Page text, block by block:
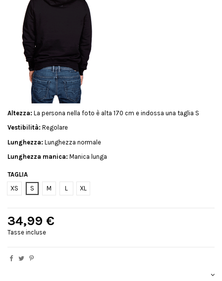
Altezza: La persona nella foto è alta 170 cm e indossa una taglia S
Vestibilità: Regolare
Lunghezza: Lunghezza normale
Lunghezza manica: Manica lunga
TAGLIA
XS
S M L XL
34,99 €
Tasse incluse